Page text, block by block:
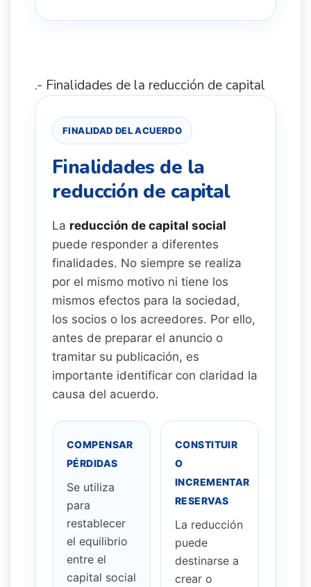
.- Finalidades de la reducción de capital
FINALIDAD DEL ACUERDO
Finalidades de la
reducción de capital
La reducción de capital social
puede responder a diferentes
finalidades. No siempre se realiza
por el mismo motivo ni tiene los
mismos efectos para la sociedad,
los socios o los acreedores. Por ello,
antes de preparar el anuncio o
tramitar su publicación, es
importante identificar con claridad la
causa del acuerdo.
COMPENSAR
PÉRDIDAS
Se utiliza
para
restablecer
el equilibrio
entre el
capital social
CONSTITUIR
O
INCREMENTAR
RESERVAS
La reducción
puede
destinarse a
crear o